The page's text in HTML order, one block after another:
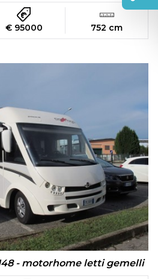
€ 95000 752 cm
- motorhome letti gemelli